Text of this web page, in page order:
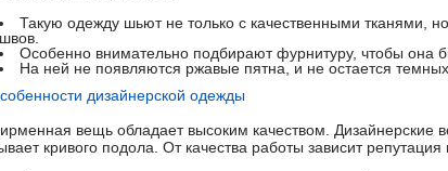
Такую одежду шьют не только с качественными тканями,
швов.
Особенно внимательно подбирают фурнитуру, чтобы она
На ней не появляются ржавые пятна, и не остается темных
дизайнерской одежды
вещь обладает высоким качеством.
кривого подола. От качества работы зависит репутация